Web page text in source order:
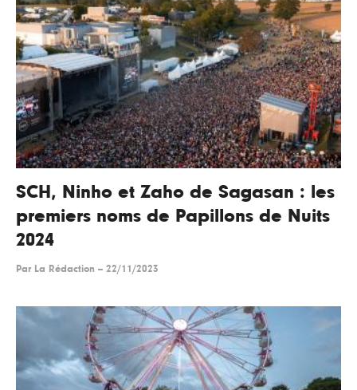
SCH, Ninho et Zaho de Sagasan : les
premiers noms de Papillons de Nuits
2024
Par La Rédaction -- 22/11/2023